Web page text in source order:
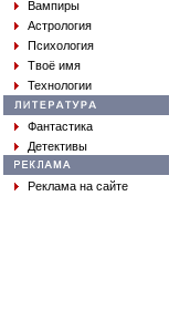
Вампиры
Астрология
Психология
Твоё имя
Технологии
Фантастика
Детективы
Реклама на сайте